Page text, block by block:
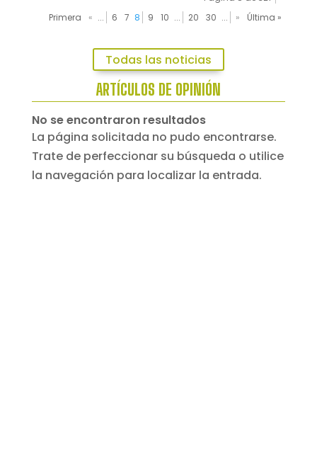
Primera
« ... 6 7 8 9 10 ... 20 30 ... » Última »
Todas las noticias
ARTÍCULOS DE OPINIÓN
No se encontraron resultados
La página solicitada no pudo encontrarse.
Trate de perfeccionar su búsqueda o utilice
la navegación para localizar la entrada.